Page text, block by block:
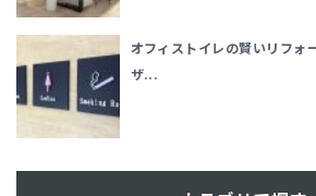
オフィストイレの賢いリフォ
ザ...